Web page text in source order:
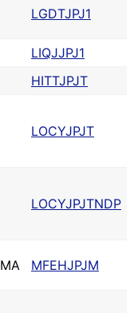
LGDTJPJ1
LIQJJPJ1
HITTJPJT
LOCYJPJT
LOCYJPJTNDP
MFEHJPJM